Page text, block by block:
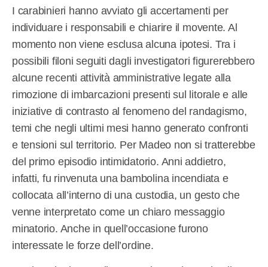
I carabinieri hanno avviato gli accertamenti per
individuare i responsabili e chiarire il movente. Al
momento non viene esclusa alcuna ipotesi. Tra i
possibili filoni seguiti dagli investigatori figurerebbero
alcune recenti attività amministrative legate alla
rimozione di imbarcazioni presenti sul litorale e alle
iniziative di contrasto al fenomeno del randagismo,
temi che negli ultimi mesi hanno generato confronti
e tensioni sul territorio. Per Madeo non si tratterebbe
del primo episodio intimidatorio. Anni addietro,
infatti, fu rinvenuta una bambolina incendiata e
collocata all’interno di una custodia, un gesto che
venne interpretato come un chiaro messaggio
minatorio. Anche in quell’occasione furono
interessate le forze dell’ordine.